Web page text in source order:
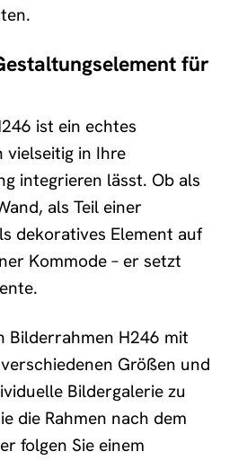
für
ist ein echtes
vielseitig in Ihre
integrieren lässt. Ob als
als Teil einer
dekoratives Element auf
Kommode – er setzt
Bilderrahmen H246 mit
Größen und
Bildergalerie zu
die Rahmen nach dem
folgen Sie einem